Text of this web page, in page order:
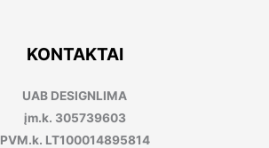
KONTAKTAI
UAB DESIGNLIMA
įm.k. 305739603
PVM.k. LT100014895814